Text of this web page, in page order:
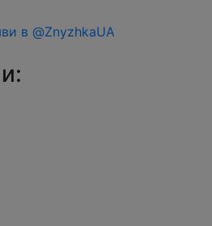
в @ZnyzhkaUA